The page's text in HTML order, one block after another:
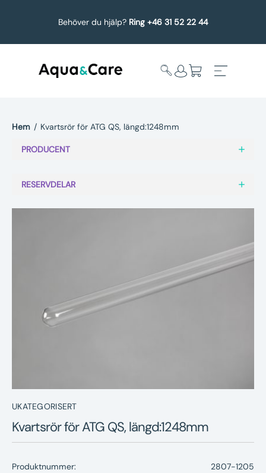
Behöver du hjälp? Ring +46 31 52 22 44
undermeny
Service
Nyheter
Underhållstips
Hem / Kvartsrör för ATG QS, längd:1248mm
PRODUCENT
RESERVDELAR
UKATEGORISERT
Kvartsrör för ATG QS, längd:1248mm
Produktnummer: 2807-1205